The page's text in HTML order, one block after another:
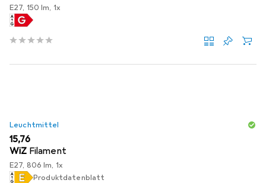
E27, 150 lm, 1x
Leuchtmittel
EUR
15,76
WiZ Filament
E27, 806 lm, 1x
Produktdatenblatt